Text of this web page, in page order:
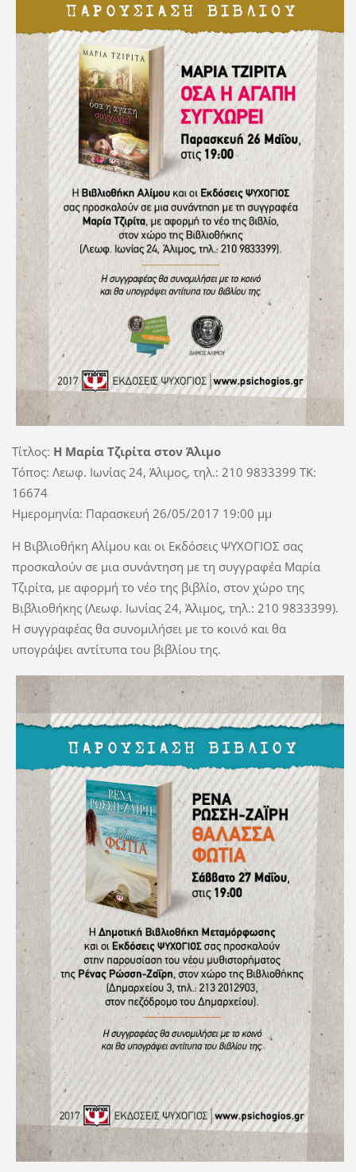
Τίτλος: Η Μαρία Τζιρίτα στον Άλιμο
Τόπος: Λεωφ. Ιωνίας 24, Άλιμος, τηλ.: 210 9833399 TK:
16674
Ημερομηνία: Παρασκευή 26/05/2017 19:00 μμ
Η Βιβλιοθήκη Αλίμου και οι Εκδόσεις ΨΥΧΟΓΙΟΣ σας
προσκαλούν σε μια συνάντηση με τη συγγραφέα Μαρία
Τζιρίτα, με αφορμή το νέο της βιβλίο, στον χώρο της
Βιβλιοθήκης (Λεωφ. Ιωνίας 24, Άλιμος, τηλ.: 210 9833399).
Η συγγραφέας θα συνομιλήσει με το κοινό και θα
υπογράψει αντίτυπα του βιβλίου της.